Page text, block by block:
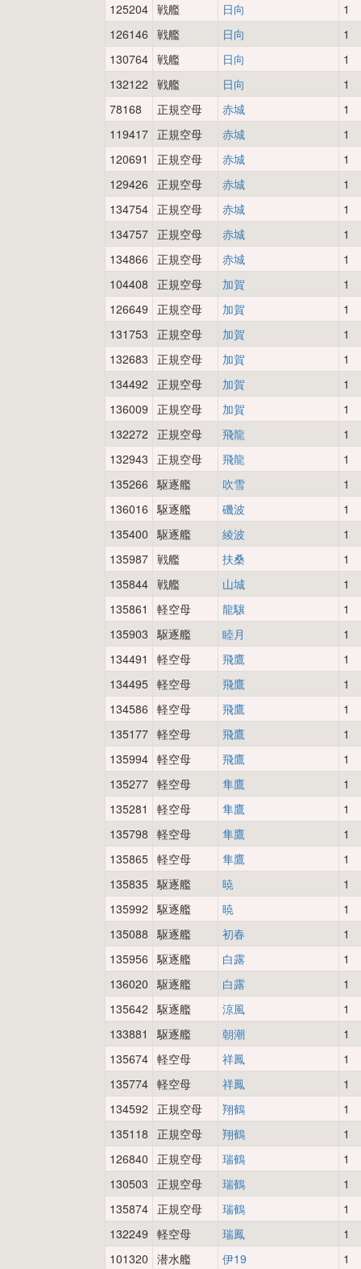
125204 戦艦 日向
1
126146 戦艦 日向
1
130764 戦艦 日向
1
132122 戦艦 日向
1
78168
正規空母 赤城
1
119417 正規空母 赤城
1
120691
正規空母 赤城
1
129426
正規空母 赤城
1
134754 正規空母 赤城
1
134757 正規空母 赤城
1
134866 正規空母 赤城
1
104408
正規空母 加賀
1
126649 正規空母 加賀
1
131753
正規空母 加賀
1
132683 正規空母 加賀
1
134492
正規空母 加賀
1
136009 正規空母 加賀
1
132272
正規空母 飛龍
1
132943 正規空母 飛龍
1
135266 駆逐艦 吹雪
1
136016 駆逐艦 磯波
1
135400 駆逐艦 綾波
1
135987 戦艦 扶桑
1
135844 戦艦 山城
1
135861
軽空母 龍驤
1
135903 駆逐艦 睦月
1
134491
軽空母 飛鷹
1
134495 軽空母 飛鷹
1
134586 軽空母 飛鷹
1
135177 軽空母 飛鷹
1
135994 軽空母 飛鷹
1
135277 軽空母 隼鷹
1
135281
軽空母 隼鷹
1
135798 軽空母 隼鷹
1
135865 軽空母 隼鷹
1
135835 駆逐艦 暁
1
135992 駆逐艦 暁
1
135088 駆逐艦 初春
1
135956 駆逐艦 白露
1
136020 駆逐艦 白露
1
135642 駆逐艦 涼風
1
133881
駆逐艦 朝潮
1
135674 軽空母 祥鳳
1
135774 軽空母 祥鳳
1
134592 正規空母 翔鶴
1
135118
正規空母 翔鶴
1
126840 正規空母 瑞鶴
1
130503
正規空母 瑞鶴
1
135874 正規空母 瑞鶴
1
132249 軽空母 瑞鳳
1
101320 潜水艦 伊19
1